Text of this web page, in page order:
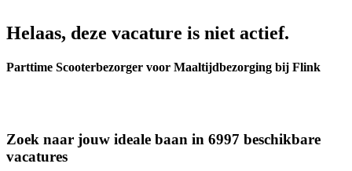
Helaas, deze vacature is niet actief.
Parttime Scooterbezorger voor Maaltijdbezorging bij Flink
Zoek naar jouw ideale baan in 6997 beschikbare
vacatures